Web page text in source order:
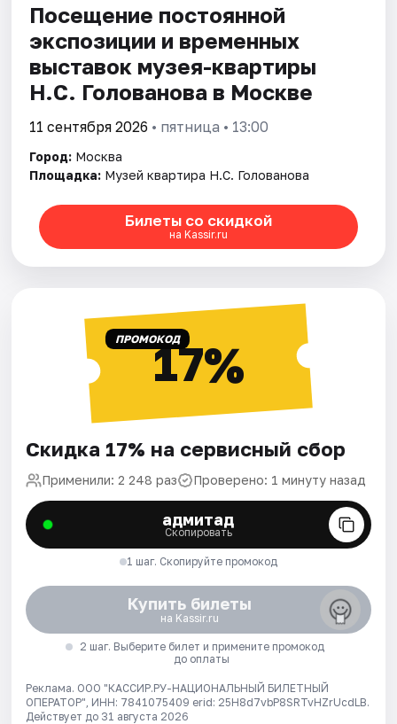
Посещение постоянной
экспозиции и временных
выставок музея-квартиры
Н.С. Голованова в Москве
11 сентября 2026 • пятница • 13:00
Город: Москва
Площадка: Музей квартира Н.С. Голованова
Билеты со скидкой
на Kassir.ru
ПРОМОКОД17%
Скидка 17% на сервисный сбор
Применили: 2 248 раз Проверено: 1 минуту назад
адмитад
Скопировать
1 шаг. Скопируйте промокод
Купить билеты
на Kassir.ru
2 шаг. Выберите билет и примените промокод
до оплаты
Реклама. ООО "КАССИР.РУ-НАЦИОНАЛЬНЫЙ БИЛЕТНЫЙ
ОПЕРАТОР", ИНН: 7841075409 erid: 25H8d7vbP8SRTvHZrUcdLB.
Действует до 31 августа 2026